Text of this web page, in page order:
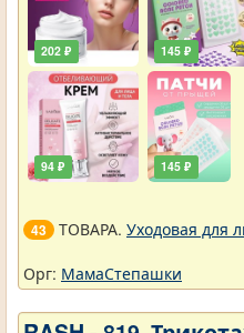
202 ₽
94 ₽
145 ₽
145 ₽
43 ТОВАРА. Уходовая для
Орг: МамаСтепашки